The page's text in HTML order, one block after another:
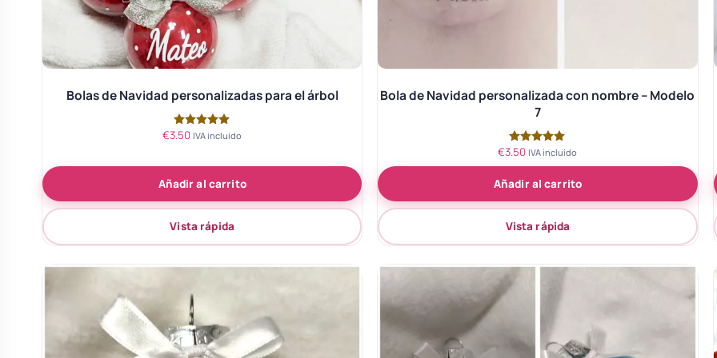
bebé boda
floral coche
Bolas de Navidad personalizadas para el árbol
Valorado
de 5
€3.50 IVA incluido
Añadir al carrito
Vista rápida
Bola de Navidad personalizada con nombre – Modelo
7
Valorado
de 5
€3.50 IVA incluido
Añadir al carrito
Vista rápida